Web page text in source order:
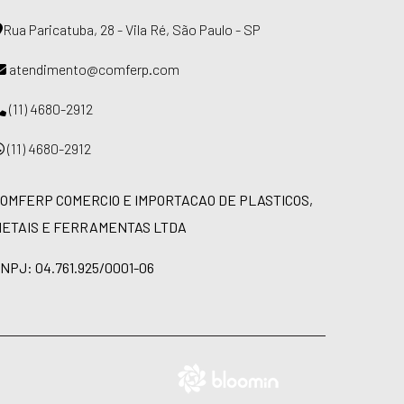
Rua Paricatuba, 28 - Vila Ré, São Paulo - SP
atendimento@comferp.com
(11) 4680-2912
(11) 4680-2912
COMERCIO E IMPORTACAO DE PLASTICOS,
E FERRAMENTAS LTDA
04.761.925/0001-06